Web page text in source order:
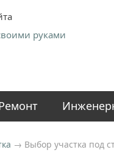
→ Выбор участка под